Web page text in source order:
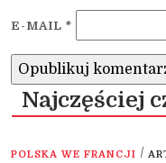
E-MAIL *
Najczęściej
POLSKA WE FRANCJI /